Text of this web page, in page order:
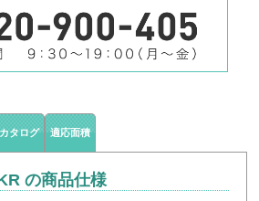
カタログ 適応面積
の商品仕様